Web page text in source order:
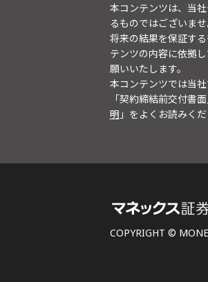
本コンテンツは、当
るものではございま
将来の結果を保証す
テンツの内容に依拠
願いいたします。
本コンテンツでは当
「契約締結前交付書
明 」をよくお読みくだ
COPYRIGHT ©